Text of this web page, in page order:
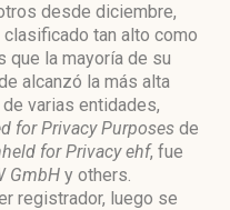
desde diciembre,
tan alto como
que la mayoría de su
alcanzó la más alta
varias entidades,
for Privacy Purposes de
for Privacy ehf, fue
GmbH y others.
registrador, luego se